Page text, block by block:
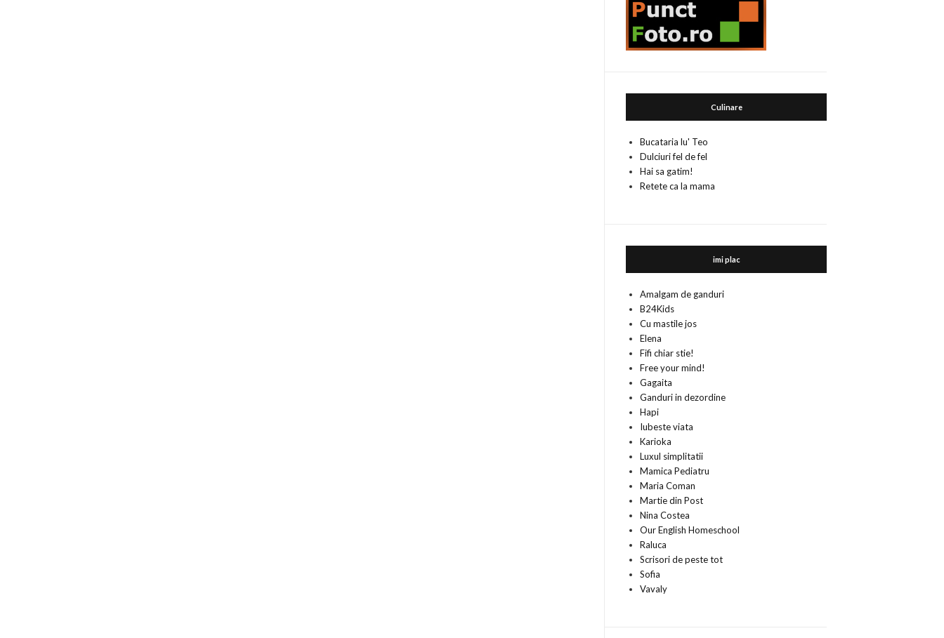
Culinare
Bucataria lu' Teo
Dulciuri fel de fel
Hai sa gatim!
Retete ca la mama
imi plac
Amalgam de ganduri
B24Kids
Cu mastile jos
Elena
Fifi chiar stie!
Free your mind!
Gagaita
Ganduri in dezordine
Hapi
Iubeste viata
Karioka
Luxul simplitatii
Mamica Pediatru
Maria Coman
Martie din Post
Nina Costea
Our English Homeschool
Raluca
Scrisori de peste tot
Sofia
Vavaly